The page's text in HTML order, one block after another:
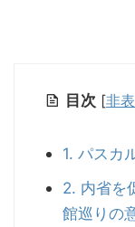
目次 [非
1. パスカ
2. 内省を
館巡りの